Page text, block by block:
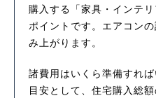
購入する「家具・インテ
ポイントです。エアコン
み上がります。
諸費用はいくら準備すれば
目安として、住宅購入総